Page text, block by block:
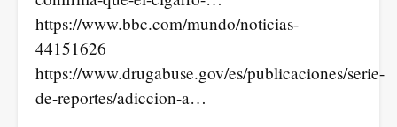
https://www.bbc.com/mundo/noticias-
44151626
https://www.drugabuse.gov/es/publicaciones/serie-
de-reportes/adiccion-a…